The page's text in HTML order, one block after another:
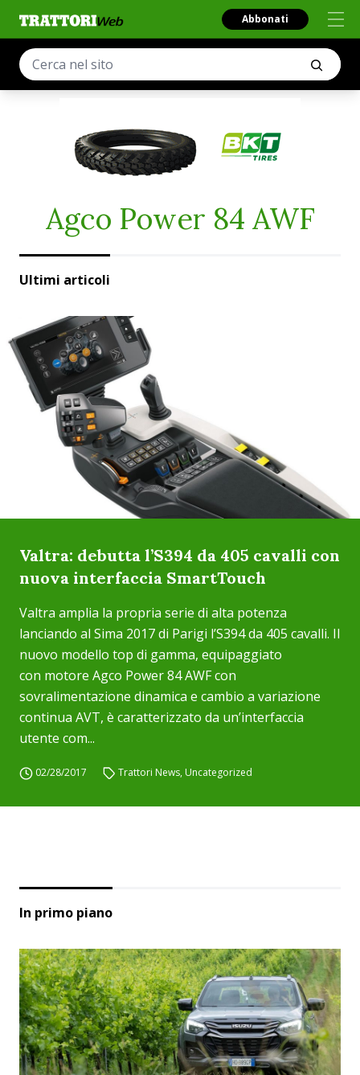
Abbonati
Agco Power 84 AWF
Ultimi articoli
Valtra: debutta l’S394 da 405 cavalli con
nuova interfaccia SmartTouch
Valtra amplia la propria serie di alta potenza
lanciando al Sima 2017 di Parigi l’S394 da 405 cavalli. Il
nuovo modello top di gamma, equipaggiato
con motore Agco Power 84 AWF con
sovralimentazione dinamica e cambio a variazione
continua AVT, è caratterizzato da un’interfaccia
utente com...
02/28/2017 Trattori News, Uncategorized
In primo piano